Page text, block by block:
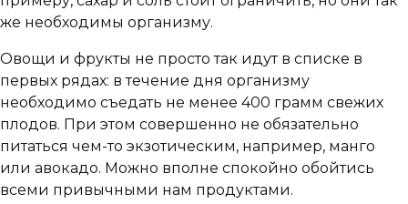
же необходимы организму.
Овощи и фрукты не просто так идут в списке в
первых рядах: в течение дня организму
необходимо съедать не менее 400 грамм свежих
плодов. При этом совершенно не обязательно
питаться чем-то экзотическим, например, манго
или авокадо. Можно вполне спокойно обойтись
всеми привычными нам продуктами.